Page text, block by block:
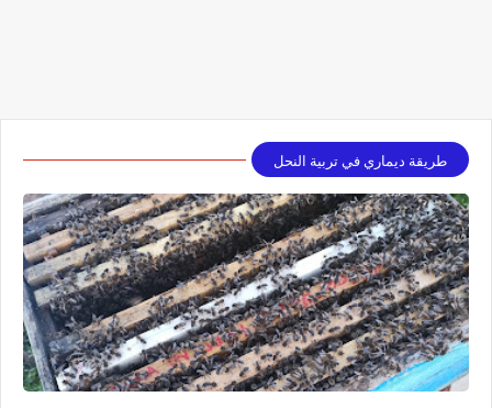
طريقة ديماري في تربية النحل